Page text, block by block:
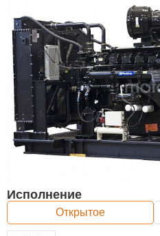
Исполнение
Открытое